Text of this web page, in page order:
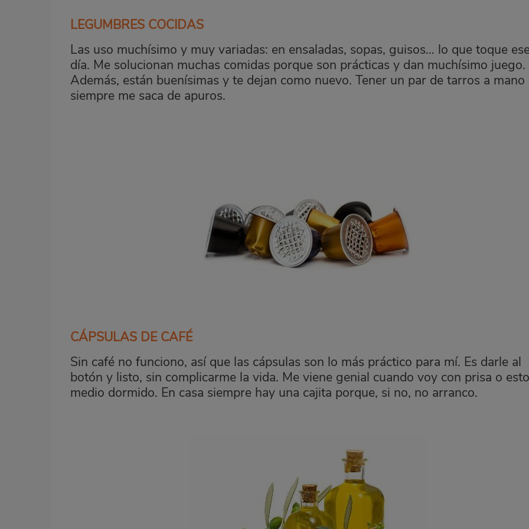
LEGUMBRES COCIDAS
Las uso muchísimo y muy variadas: en ensaladas, sopas, guisos… lo que toque
día. Me solucionan muchas comidas porque son prácticas y dan muchísimo juego.
Además, están buenísimas y te dejan como nuevo. Tener un par de tarros a mano
siempre me saca de apuros.
CÁPSULAS DE CAFÉ
Sin café no funciono, así que las cápsulas son lo más práctico para mí. Es darle al
botón y listo, sin complicarme la vida. Me viene genial cuando voy con prisa o
medio dormido. En casa siempre hay una cajita porque, si no, no arranco.